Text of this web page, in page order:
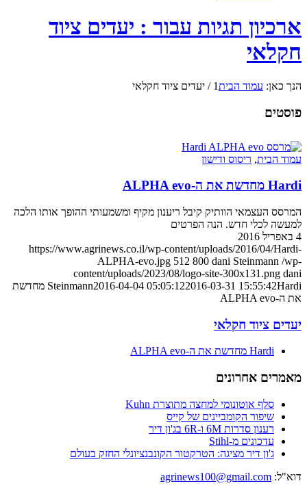
ארכיון תגיות עבור : יעדים ציוד
חקלאי
הנך כאן: עמוד הבית1
/ יעדים ציוד חקלאי
פוסטים
עמוד הבית, ריסוס ודישון
Hardi מחדשת את ה-ALPHA evo
המרסס העצמאי הוותיק קיבל ריענון מקיף ומשמעותי ההופך אותו הלכה
למעשה לכלי חדש. הנה הפרטים
4 באפריל 2016
https://www.agrinews.co.il/wp-content/uploads/2016/04/Hardi-
ALPHA-evo.jpg 512 800 dani Steinmann /wp-
content/uploads/2023/08/logo-site-300x131.png dani
Steinmann2016-04-04 05:05:122016-03-31 15:55:42
Hardi מחדשת
את ה-ALPHA evo
יעדים ציוד חקלאי
Hardi מחדשת את ה-ALPHA evo
מאמרים אחרונים
סלף אוטונומי למחצה מתוצרת Kuhn
שיפור הקומביינים של קייס
רענון סדרות 6M ו-6R בג'ון דיר
עדכונים מ-Stihl
ג'ון דיר מציגה: הטרקטור הקונבנציונלי החזק בעולם
דוא"ל: agrinews100@gmail.com